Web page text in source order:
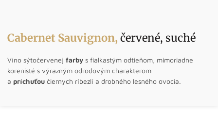
Cabernet Sauvignon, červené, suché
Víno sýtočervenej farby s fialkastým odtieňom, mimoriadne
korenisté s výrazným odrodovým charakterom
a príchuťou čiernych ríbezlí a drobného lesného ovocia.